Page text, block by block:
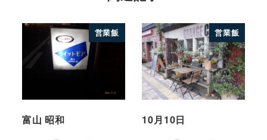
営業飯
富山 昭和
営業飯
10月10日